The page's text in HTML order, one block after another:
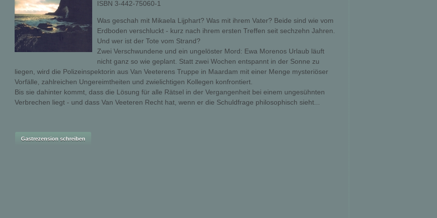
ISBN 3-442-75060-1
Was geschah mit Mikaela Lijphart? Was mit ihrem Vater? Beide sind wie vom
Erdboden verschluckt - kurz nach ihrem ersten Treffen seit sechzehn Jahren.
Und wer ist der Tote vom Strand?
Zwei Verschwundene und ein ungelöster Mord: Ewa Morenos Urlaub läuft
nicht ganz so wie geplant. Statt zwei Wochen entspannt in der Sonne zu
liegen, wird die Polizeinspektorin aus Van Veeterens Truppe in Maardam mit einer Menge mysteriöser
Vorfälle, zahlreichen Ungereimtheiten und zwielichtigen Kollegen konfrontiert.
Bis sie dahinter kommt, dass die Lösung für alle Rätsel in der Vergangenheit bei einem ungesühnten
Verbrechen liegt - und dass Van Veeteren Recht hat, wenn er die Schuldfrage philosophisch sieht...